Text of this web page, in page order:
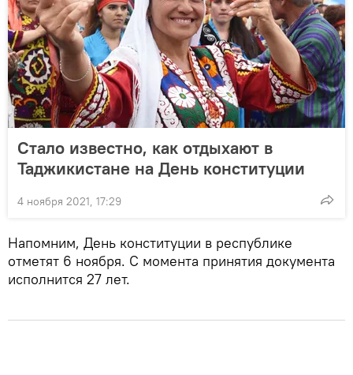
Стало известно, как отдыхают в
Таджикистане на День конституции
4 ноября 2021, 17:29
Напомним, День конституции в республике
отметят 6 ноября. С момента принятия документа
исполнится 27 лет.